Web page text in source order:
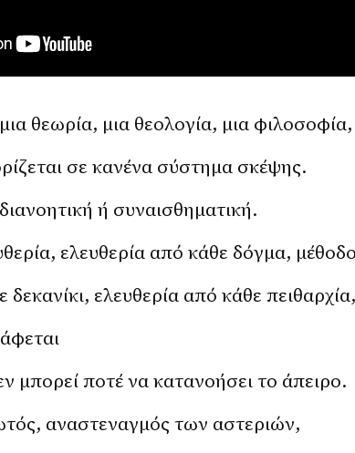
θεωρία, μια θεολογία, μια φιλοσοφία,
σε κανένα σύστημα σκέψης.
ή συναισθηματική.
ελευθερία από κάθε δόγμα,
δεκανίκι, ελευθερία από κάθε πειθαρχία,
μπορεί ποτέ να κατανοήσει το άπειρο.
αναστεναγμός των αστεριών,